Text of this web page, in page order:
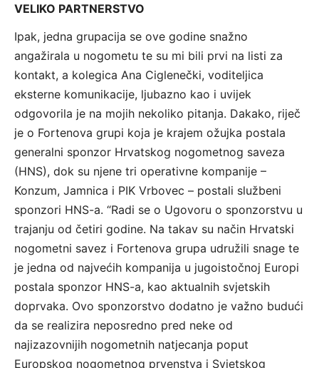
VELIKO PARTNERSTVO
Ipak, jedna grupacija se ove godine snažno
angažirala u nogometu te su mi bili prvi na listi za
kontakt, a kolegica Ana Ciglenečki, voditeljica
eksterne komunikacije, ljubazno kao i uvijek
odgovorila je na mojih nekoliko pitanja. Dakako, riječ
je o Fortenova grupi koja je krajem ožujka postala
generalni sponzor Hrvatskog nogometnog saveza
(HNS), dok su njene tri operativne kompanije –
Konzum, Jamnica i PIK Vrbovec – postali službeni
sponzori HNS-a. “Radi se o Ugovoru o sponzorstvu u
trajanju od četiri godine. Na takav su način Hrvatski
nogometni savez i Fortenova grupa udružili snage te
je jedna od najvećih kompanija u jugoistočnoj Europi
postala sponzor HNS-a, kao aktualnih svjetskih
doprvaka. Ovo sponzorstvo dodatno je važno budući
da se realizira neposredno pred neke od
najizazovnijih nogometnih natjecanja poput
Europskog nogometnog prvenstva i Svjetskog